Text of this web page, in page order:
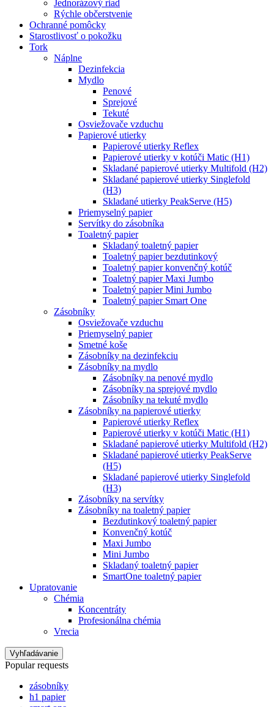
Jednorázový riad
Rýchle občerstvenie
Ochranné pomôcky
Starostlivosť o pokožku
Tork
Náplne
Dezinfekcia
Mydlo
Penové
Sprejové
Tekuté
Osviežovače vzduchu
Papierové utierky
Papierové utierky Reflex
Papierové utierky v kotúči Matic (H1)
Skladané papierové utierky Multifold (H2)
Skladané papierové utierky Singlefold
(H3)
Skladané utierky PeakServe (H5)
Priemyselný papier
Servítky do zásobníka
Toaletný papier
Skladaný toaletný papier
Toaletný papier bezdutinkový
Toaletný papier konvenčný kotúč
Toaletný papier Maxi Jumbo
Toaletný papier Mini Jumbo
Toaletný papier Smart One
Zásobníky
Osviežovače vzduchu
Priemyselný papier
Smetné koše
Zásobníky na dezinfekciu
Zásobníky na mydlo
Zásobníky na penové mydlo
Zásobníky na sprejové mydlo
Zásobníky na tekuté mydlo
Zásobníky na papierové utierky
Papierové utierky Reflex
Papierové utierky v kotúči Matic (H1)
Skladané papierové utierky Multifold (H2)
Skladané papierové utierky PeakServe
(H5)
Skladané papierové utierky Singlefold
(H3)
Zásobníky na servítky
Zásobníky na toaletný papier
Bezdutinkový toaletný papier
Konvenčný kotúč
Maxi Jumbo
Mini Jumbo
Skladaný toaletný papier
SmartOne toaletný papier
Upratovanie
Chémia
Koncentráty
Profesionálna chémia
Vrecia
Vyhľadávanie
Popular requests
zásobníky
h1 papier